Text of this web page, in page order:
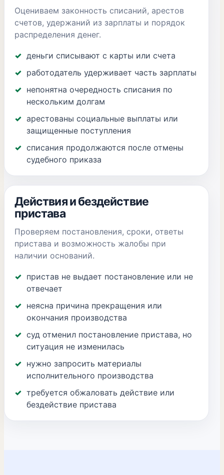
Оцениваем законность списаний, арестов
счетов, удержаний из зарплаты и порядок
распределения денег.
деньги списывают с карты или счета
работодатель удерживает часть зарплаты
непонятна очередность списания по
нескольким долгам
арестованы социальные выплаты или
защищенные поступления
списания продолжаются после отмены
судебного приказа
Действия и бездействие
пристава
Проверяем постановления, сроки, ответы
пристава и возможность жалобы при
наличии оснований.
пристав не выдает постановление или не
отвечает
неясна причина прекращения или
окончания производства
суд отменил постановление пристава, но
ситуация не изменилась
нужно запросить материалы
исполнительного производства
требуется обжаловать действие или
бездействие пристава